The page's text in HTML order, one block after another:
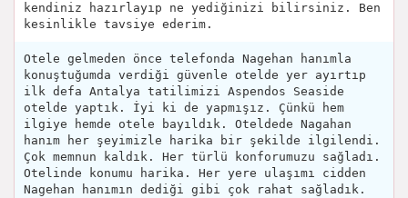
kendiniz hazırlayıp ne yediğinizi bilirsiniz. Ben
kesinlikle tavsiye ederim.
Otele gelmeden önce telefonda Nagehan hanımla
konuştuğumda verdiği güvenle otelde yer ayırtıp
ilk defa Antalya tatilimizi Aspendos Seaside
otelde yaptık. İyi ki de yapmışız. Çünkü hem
ilgiye hemde otele bayıldık. Oteldede Nagahan
hanım her şeyimizle harika bir şekilde ilgilendi.
Çok memnun kaldık. Her türlü konforumuzu sağladı.
Otelinde konumu harika. Her yere ulaşımı cidden
Nagehan hanımın dediği gibi çok rahat sağladık.